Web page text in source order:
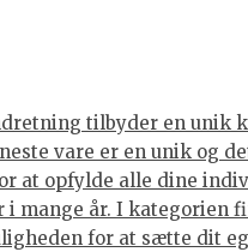
tilbyder en
vare er en unik og
at opfylde alle dine
mange år. I
for at sætte dit